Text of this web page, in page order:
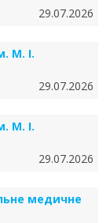
29.07.2026
М. І.
29.07.2026
М. І.
29.07.2026
медичне